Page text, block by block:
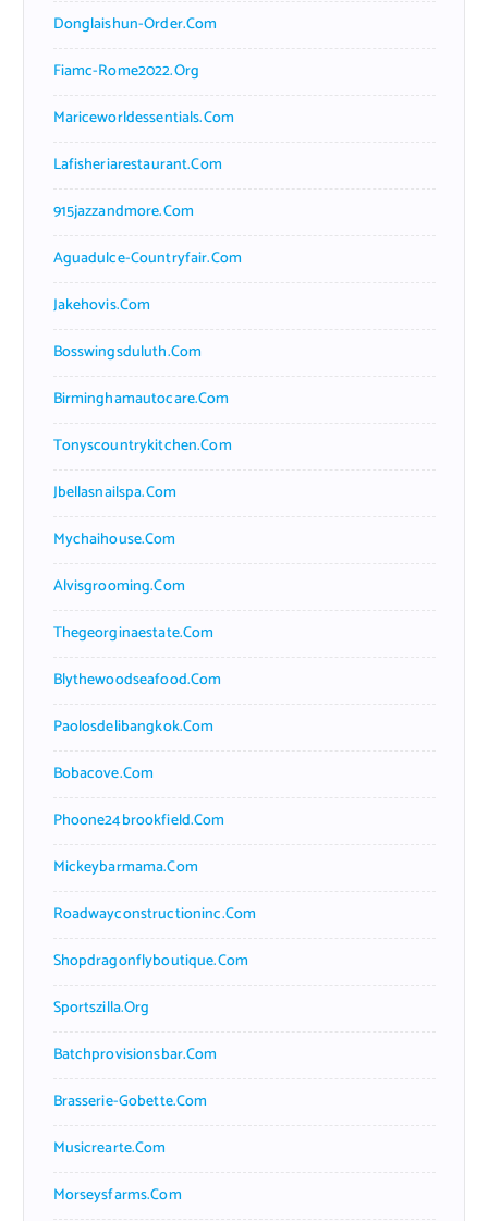
Donglaishun-Order.com
Fiamc-Rome2022.org
Mariceworldessentials.com
Lafisheriarestaurant.com
915jazzandmore.com
Aguadulce-Countryfair.com
Jakehovis.com
Bosswingsduluth.com
Birminghamautocare.com
Tonyscountrykitchen.com
Jbellasnailspa.com
Mychaihouse.com
Alvisgrooming.com
Thegeorginaestate.com
Blythewoodseafood.com
Paolosdelibangkok.com
Bobacove.com
Phoone24brookfield.com
Mickeybarmama.com
Roadwayconstructioninc.com
Shopdragonflyboutique.com
Sportszilla.org
Batchprovisionsbar.com
Brasserie-Gobette.com
Musicrearte.com
Morseysfarms.com